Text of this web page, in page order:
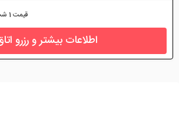
قیمت 1 شب
اطلاعات بیشتر و رزرو